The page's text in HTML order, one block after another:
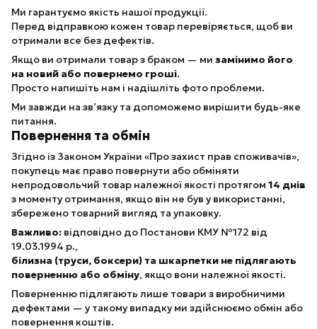
Ми гарантуємо якість нашої продукції.
Перед відправкою кожен товар перевіряється, щоб ви
отримали все без дефектів.
Якщо ви отримали товар з браком — ми замінимо його
на новий або повернемо гроші.
Просто напишіть нам і надішліть фото проблеми.
Ми завжди на зв’язку та допоможемо вирішити будь-яке
питання.
Повернення та обмін
Згідно із Законом України «Про захист прав споживачів»,
покупець має право повернути або обміняти
непродовольчий товар належної якості протягом 14 днів
з моменту отримання, якщо він не був у використанні,
збережено товарний вигляд та упаковку.
Важливо: відповідно до Постанови КМУ №172 від
19.03.1994 р.,
білизна (труси, боксери) та шкарпетки не підлягають
поверненню або обміну, якщо вони належної якості.
Поверненню підлягають лише товари з виробничими
дефектами — у такому випадку ми здійснюємо обмін або
повернення коштів.